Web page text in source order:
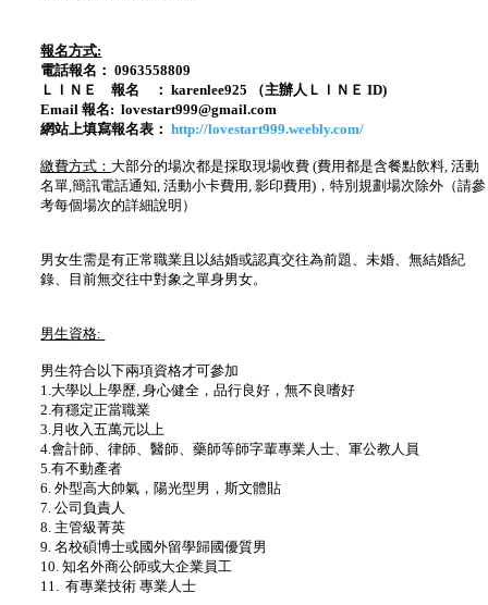
報名方式:
電話報名： 0963558809
ＬＩＮＥ 報名 ： karenlee925 （主辦人ＬＩＮＥ ID)
Email 報名: lovestart999@gmail.com
網站上填寫報名表： http://lovestart999.weebly.com/
繳費方式： 大部分的場次都是採取現場收費 (費用都是含餐點飲料, 活動
名單,簡訊電話通知, 活動小卡費用, 影印費用)，特別規劃場次除外（請參
考每個場次的詳細說明）
男女生需是有正常職業且以結婚或認真交往為前題、未婚、無結婚紀
錄、目前無交往中對象之單身男女。
男生資格:
男生符合以下兩項資格才可參加
1.大學以上學歷, 身心健全，品行良好，無不良嗜好
2.有穩定正當職業
3.月收入五萬元以上
4.會計師、律師、醫師、藥師等師字輩專業人士、軍公教人員
5.有不動產者
6. 外型高大帥氣，陽光型男，斯文體貼
7. 公司負責人
8. 主管級菁英
9. 名校碩博士或國外留學歸國優質男
10. 知名外商公師或大企業員工
11. 有專業技術 專業人士